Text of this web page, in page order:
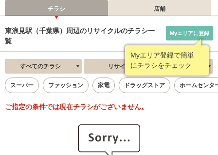
チラシ 店舗
東浪見駅（千葉県）周辺のリサイクルのチラシ一
覧
Myエリア登録で簡単
にチラシをチェック
Myエリアに登録
すべてのチラシ リサイクル 新着順
スーパー ファッション 家電 ドラッグストア ホームセンタ
ご指定の条件では現在チラシがございません。